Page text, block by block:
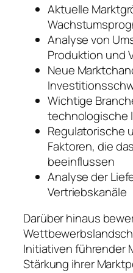
Aktuelle
Analyse von
Produktion und
Neue
Wichtige
technologische
Regulatorische
Faktoren, die
beeinflussen
Analyse der
Vertriebskanäle
Darüber hinaus
Initiativen führender
Stärkung ihrer